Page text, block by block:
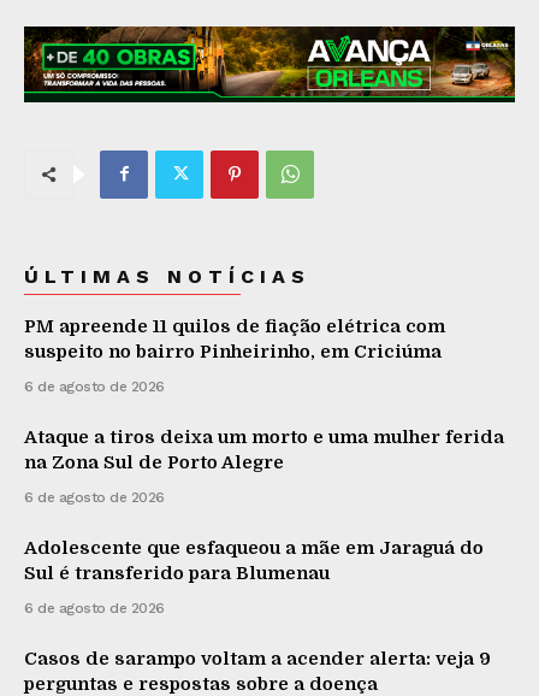
ÚLTIMAS NOTÍCIAS
PM apreende 11 quilos de fiação elétrica com
suspeito no bairro Pinheirinho, em Criciúma
6 de agosto de 2026
Ataque a tiros deixa um morto e uma mulher ferida
na Zona Sul de Porto Alegre
6 de agosto de 2026
Adolescente que esfaqueou a mãe em Jaraguá do
Sul é transferido para Blumenau
6 de agosto de 2026
Casos de sarampo voltam a acender alerta: veja 9
perguntas e respostas sobre a doença